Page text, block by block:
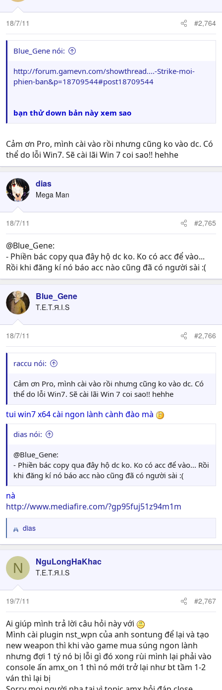
18/7/11 #2,764
Blue_Gene nói:
http://forum.gamevn.com/showthread....-Strike-moi-
phien-ban&p=18709544#post18709544
bạn thử down bản này xem sao
Cảm ơn Pro, mình cài vào rồi nhưng cũng ko vào dc. Có
thể do lỗi Win7. Sẽ cài lãi Win 7 coi sao!! hehhe
dias
Mega Man
18/7/11 #2,765
@Blue_Gene:
- Phiền bác copy qua đây hộ dc ko. Ko có acc để vào...
Rồi khi đăng kí nó báo acc nào cũng đã có người sài :(
Blue_Gene
T.E.T.Я.I.S
18/7/11 #2,766
raccu nói:
Cảm ơn Pro, mình cài vào rồi nhưng cũng ko vào dc. Có
thể do lỗi Win7. Sẽ cài lãi Win 7 coi sao!! hehhe
tui win7 x64 cài ngon lành cành đào mà
dias nói:
@Blue_Gene:
- Phiền bác copy qua đây hộ dc ko. Ko có acc để vào... Rồi
khi đăng kí nó báo acc nào cũng đã có người sài :(
nà
http://www.mediafire.com/?gp95fuj51z94m1m
R
e
c
i
o
n
dias
N NguLongHaKhac
T.E.T.Я.I.S
19/7/11 #2,767
Ai giúp mình trả lời câu hỏi này với
Mình cài plugin nst_wpn của anh sontung để lại và tạo
new weapon thì khi vào game mua súng ngon lành
nhưng đợi 1 tý nó bị lỗi gì đó xong rùi mình lại phải vào
console ấn amx_on 1 thì nó mới trở lại như bt tầm 1-2
ván thì lại bị